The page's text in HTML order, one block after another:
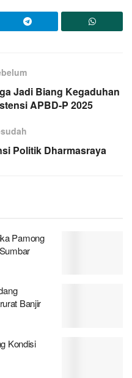
Jadi Biang Kegaduhan
APBD-P 2025
Politik Dharmasraya
Pamong
Banjir
Kondisi